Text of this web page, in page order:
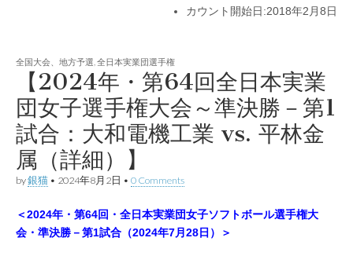
2018年2月8日
カウント開始日:
全国大会、地方予選 全日本実業団選手権
【2024年・第64回全日本実業
団女子選手権大会～準決勝－第1
試合：大和電機工業 vs. 平林金
属（詳細）】
by銀猫 • 2024年8月2日 • 0 Comments
＜2024年・第64回・全日本実業団女子ソフトボール選手権大
会・準決勝－第1試合（2024年7月28日）＞